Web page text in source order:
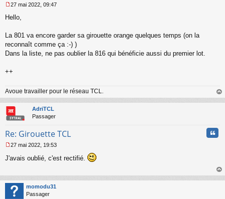
e
g
e
o
u
27 mai 2022, 09:47
Hello,
La 801 va encore garder sa girouette orange quelques temps (on la
reconnaît comme ça :-) )
Dans la liste, ne pas oublier la 816 qui bénéficie aussi du premier lot.
++
Avoue travailler pour le réseau TCL.
au
AdriTCL
Passager
Re: Girouette TCL
e
a
g
e
27 mai 2022, 19:53
J'avais oublié, c'est rectifié.
au
momodu31
Passager